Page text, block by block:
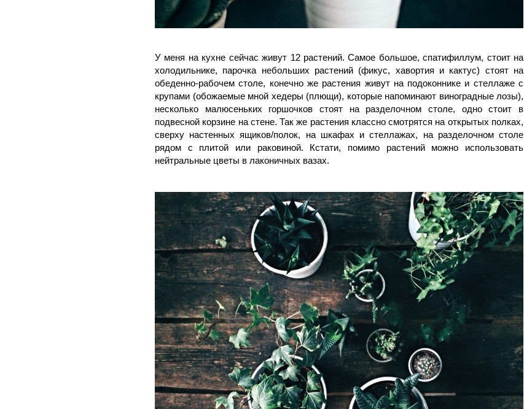
У меня на кухне сейчас живут 12 растений. Самое большое, спатифиллум, стоит на
холодильнике, парочка небольших растений (фикус, хавортия и кактус) стоят на
обеденно-рабочем столе, конечно же растения живут на подоконнике и стеллаже с
крупами (обожаемые мной хедеры (плющи), которые напоминают виноградные лозы),
несколько малюсеньких горшочков стоят на разделочном столе, одно стоит в
подвесной корзине на стене. Так же растения классно смотрятся на открытых полках,
сверху настенных ящиков/полок, на шкафах и стеллажах, на разделочном столе
рядом с плитой или раковиной. Кстати, помимо растений можно использовать
нейтральные цветы в лаконичных вазах.